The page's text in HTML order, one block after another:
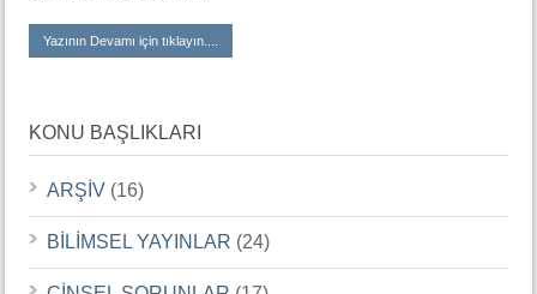
Yazının Devamı için tıklayın....
KONU BAŞLIKLARI
ARŞİV (16)
BİLİMSEL YAYINLAR (24)